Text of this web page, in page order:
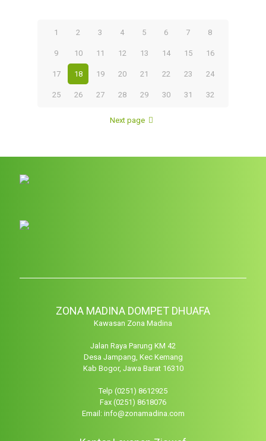
1 2 3 4 5 6 7 8
9 10 11 12 13 14 15 16
17 18 19 20 21 22 23 24
25 26 27 28 29 30 31 32
Next page
ZONA MADINA DOMPET DHUAFA
Kawasan Zona Madina
Jalan Raya Parung KM 42
Desa Jampang, Kec Kemang
Kab Bogor, Jawa Barat 16310
Telp (0251) 8612925
Fax (0251) 8618076
Email: info@zonamadina.com